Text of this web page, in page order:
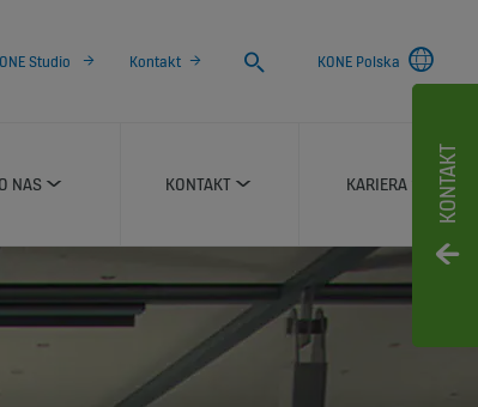
KONTAKT
Studio Kontakt
Search
KONE Polska
O NAS KONTAKT KARIERA